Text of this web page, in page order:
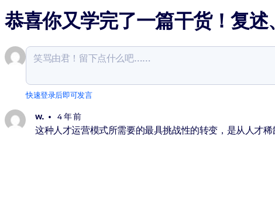
恭喜你又学完了一篇干货！复
快速登录后即可发言
w. 4 年 前
这种人才运营模式所需要的最具挑战性的转变，是从人才稀